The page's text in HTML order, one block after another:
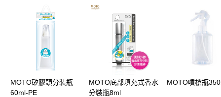
２．訂單成立數日內，您將收到繳費通知簡訊。
３．收到繳費通知簡訊後14天內，點擊此簡訊中的連結，可透過四大超商／
ATM／網路銀行／等多元方式進行付款，方視為交易完成。
※ 請注意：結帳手續完成當下不需立刻繳費，但若您需要取消訂單，請聯絡
購買商品的店家。未經商家同意取消之訂單仍視為有效，需透過AFTEE先享
後付繳納相關費用。
※ 交易是否成功請以「AFTEE先享後付 」之結帳頁面顯示為準，若有關於
是否繳費成功／繳費後需取消欲退款等相關疑問，請聯繫「AFTEE先享後付
【注意事項】
每筆NT$65，滿NT$390(含以上)免運費
萊爾富取貨付款
每筆NT$65，滿NT$490(含以上)免運費
付款後萊爾富取貨
每筆NT$65，滿NT$490(含以上)免運費
7-11取貨付款
MOTO矽膠頭分裝瓶
60ml-PE
MOTO底部填充式香水
分裝瓶8ml
MOTO噴槍瓶